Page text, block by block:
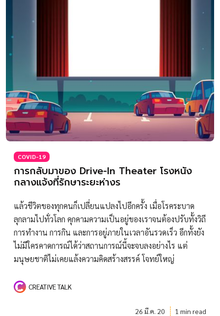
COVID-19
การกลับมาของ Drive-In Theater โรงหนัง
กลางแจ้งที่รักษาระยะห่างร
แล้วชีวิตของทุกคนก็เปลี่ยนแปลงไปอีกครั้ง เมื่อโรคระบาด
ลุกลามไปทั่วโลก คุกคามความเป็นอยู่ของเราจนต้องปรับทั้งวิถี
การทำงาน การกิน และการอยู่ภายในเวลาอันรวดเร็ว อีกทั้งยัง
ไม่มีใครคาดการณ์ได้ว่าสถานการณ์นี้จะจบลงอย่างไร แต่
มนุษยชาติไม่เคยแล้งความคิดสร้างสรรค์ โจทย์ใหญ่
CREATIVE TALK
26 มี.ค. 20 1 min read